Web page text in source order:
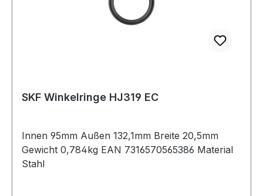
SKF Winkelringe HJ319 EC
Innen 95mm Außen 132,1mm Breite 20,5mm
Gewicht 0,784kg EAN 7316570565386 Material
Stahl